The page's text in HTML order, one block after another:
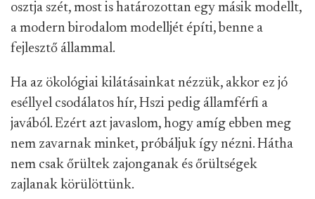
osztja szét, most is határozottan egy másik modellt,
a modern birodalom modelljét építi, benne a
fejlesztő állammal.
Ha az ökológiai kilátásainkat nézzük, akkor ez jó
eséllyel csodálatos hír, Hszi pedig államférfi a
javából. Ezért azt javaslom, hogy amíg ebben meg
nem zavarnak minket, próbáljuk így nézni. Hátha
nem csak őrültek zajonganak és őrültségek
zajlanak körülöttünk.